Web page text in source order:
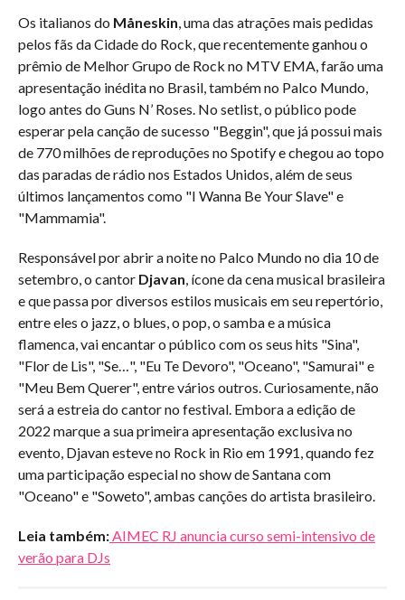
Os italianos do Måneskin, uma das atrações mais pedidas
pelos fãs da Cidade do Rock, que recentemente ganhou o
prêmio de Melhor Grupo de Rock no MTV EMA, farão uma
apresentação inédita no Brasil, também no Palco Mundo,
logo antes do Guns N’ Roses. No setlist, o público pode
esperar pela canção de sucesso "Beggin", que já possui mais
de 770 milhões de reproduções no Spotify e chegou ao topo
das paradas de rádio nos Estados Unidos, além de seus
últimos lançamentos como "I Wanna Be Your Slave" e
"Mammamia".
Responsável por abrir a noite no Palco Mundo no dia 10 de
setembro, o cantor Djavan, ícone da cena musical brasileira
e que passa por diversos estilos musicais em seu repertório,
entre eles o jazz, o blues, o pop, o samba e a música
flamenca, vai encantar o público com os seus hits "Sina",
"Flor de Lis", "Se…", "Eu Te Devoro", "Oceano", "Samurai" e
"Meu Bem Querer", entre vários outros. Curiosamente, não
será a estreia do cantor no festival. Embora a edição de
2022 marque a sua primeira apresentação exclusiva no
evento, Djavan esteve no Rock in Rio em 1991, quando fez
uma participação especial no show de Santana com
"Oceano" e "Soweto", ambas canções do artista brasileiro.
Leia também:AIMEC RJ anuncia curso semi-intensivo de
verão para DJs